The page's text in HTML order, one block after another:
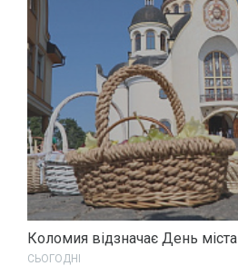
Коломия відзначає День міста
СЬОГОДНІ